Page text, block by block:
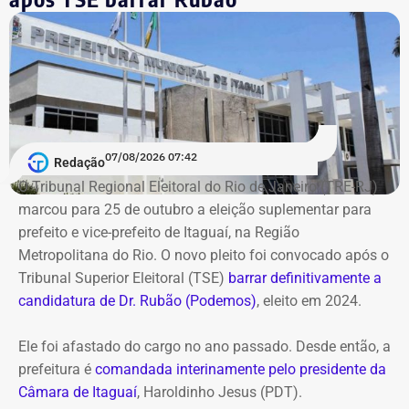
pasta
Com a nova nomeação, o ex-supersecretário substitui o
poderoso delegado Roberto Leão, o secretário-chefe do
Gabinete de Segurança Institucional (GSI) que vinha
respondendo interinamente pelo expediente do órgão.
Redação07/08/2026 07:42
O Tribunal Regional Eleitoral do Rio de Janeiro (TRE-RJ)
marcou para 25 de outubro a eleição suplementar para
prefeito e vice-prefeito de Itaguaí, na Região
Metropolitana do Rio. O novo pleito foi convocado após o
Tribunal Superior Eleitoral (TSE) barrar definitivamente a
candidatura de Dr. Rubão (Podemos), eleito em 2024.
Ele foi afastado do cargo no ano passado. Desde então, a
prefeitura é comandada interinamente pelo presidente da
Câmara de Itaguaí, Haroldinho Jesus (PDT).